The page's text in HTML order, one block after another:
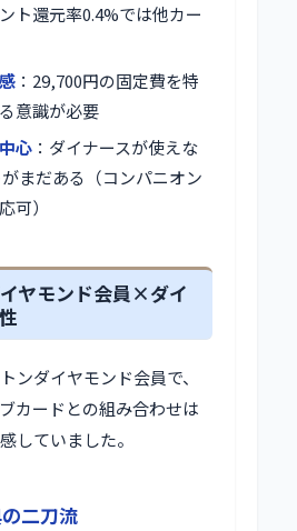
ト還元率0.4%では他カー
：29,700円の固定費を特
意識が必要
心 ：ダイナースが使えな
まだある（コンパニオン
可）
ヤモンド会員×ダイ
ンダイヤモンド会員で、
カードとの組み合わせは
していました。
二刀流